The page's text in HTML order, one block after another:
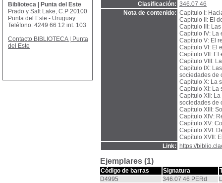
Clasificación: 346.07 46
Nota de contenido: Capítulo I:
Capítulo II: El
Capítulo III:
Capítulo IV: La
Capítulo V: El
Capítulo VI: El
Capítulo VII: El
Capítulo VIII:
Capítulo IX:
sociedades de
Capítulo X: La
Capítulo XI: La
Capítulo XII:
sociedades de
Capítulo XIII:
Capítulo XIV:
Capítulo XV:
Capítulo XVI:
Capítulo XVII:
Link:
https://
Ejemplares (1)
Código de barras Signatura
D4995
346.07 46 PERd
Biblioteca | Punta del Este
Prado y Salt Lake, C.P 20100
Punta del Este - Uruguay
Teléfono: 4249 66 12 int. 103
Contacto BIBLIOTECA | Punta
del Este